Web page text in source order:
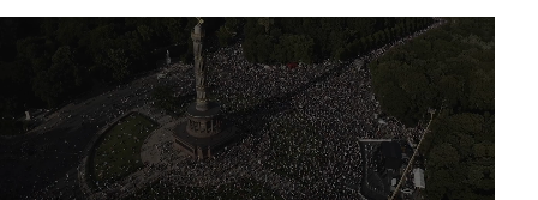
Wusstest du, dass ein guter Antrag nicht besser oder schlechter
wird, nur weil er von einer bestimmten Partei kommt?
Sachsen-Anhalt braucht Lösungen für Schule, Pflege,
Wirtschaft, Infrastruktur und die Kommunen. Diese Probleme
werden nicht kleiner, wenn im Landtag zuerst auf Parteifarbe
und erst danach auf den Inhalt geschaut wird.